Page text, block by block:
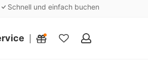
Schnell und einfach buchen
Meine